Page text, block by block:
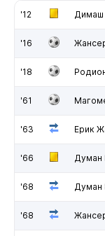
'12 Димаш
'16
'18
'61
'63 Ерик
'66 Думан
'68 Думан
'68